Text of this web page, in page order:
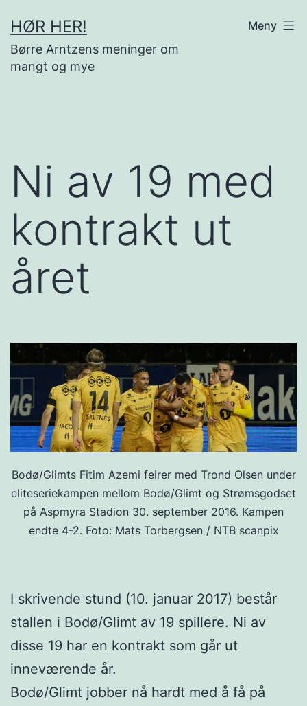
til
innhold
HØR HER!
Børre Arntzens meninger om
mangt og mye
Meny
Ni av 19 med
kontrakt ut
året
Bodø/Glimts Fitim Azemi feirer med Trond Olsen under
eliteseriekampen mellom Bodø/Glimt og Strømsgodset
på Aspmyra Stadion 30. september 2016. Kampen
endte 4-2. Foto: Mats Torbergsen / NTB scanpix
I skrivende stund (10. januar 2017) består
stallen i Bodø/Glimt av 19 spillere. Ni av
disse 19 har en kontrakt som går ut
inneværende år.
Bodø/Glimt jobber nå hardt med å få på